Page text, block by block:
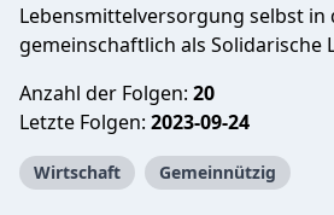
Lebensmittelversorgung selbst in
gemeinschaftlich als Solidarische
Anzahl der Folgen: 20
Letzte Folgen: 2023-09-24
Wirtschaft Gemeinnützig